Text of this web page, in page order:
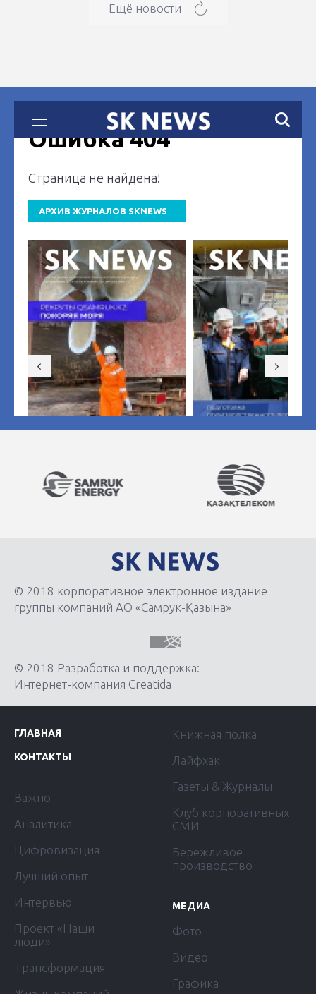
Ещё новости
© 2018 корпоративное электронное издание
группы компаний АО «Самрук-Қазына»
© 2018 Разработка и поддержка:
Интернет-компания Creatida
ГЛАВНАЯ
КОНТАКТЫ
Важно
Аналитика
Цифровизация
Лучший опыт
Интервью
Проект «Наши
люди»
Трансформация
Книжная полка
Лайфхак
Газеты & Журналы
Клуб корпоративных
СМИ
Бережливое
производство
МЕДИА
Фото
Видео
Графика